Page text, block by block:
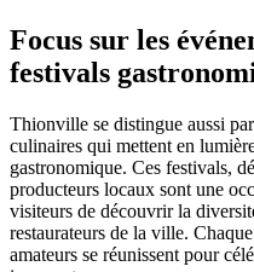
Focus sur les
festivals
Thionville se distingue aussi
culinaires qui mettent en
gastronomique. Ces festivals,
producteurs locaux sont une
visiteurs de découvrir la
restaurateurs de la ville.
amateurs se réunissent pour